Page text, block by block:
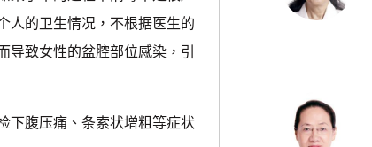
人的卫生情况，不根据医生的
致女性的盆腔部位感染，引
腹压痛、条索状增粗等症状